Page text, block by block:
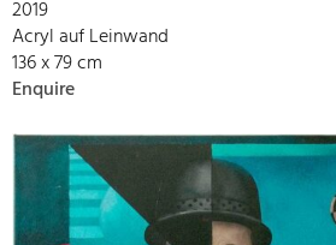
2019
Acryl auf Leinwand
136 x 79 cm
Enquire